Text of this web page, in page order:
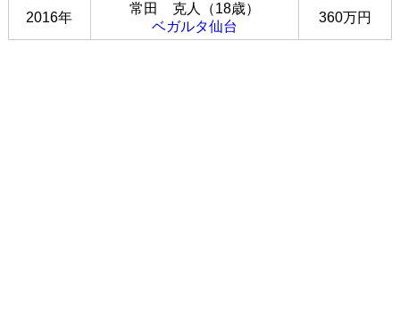
2016年
常田 克人（18歳）
ベガルタ仙台
360万円